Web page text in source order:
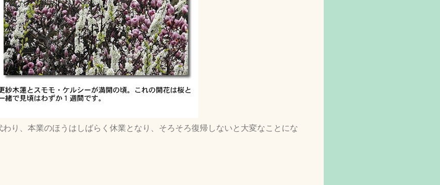
り、本業のほうはしばらく休業となり、そろそろ復帰しないと大変なことにな